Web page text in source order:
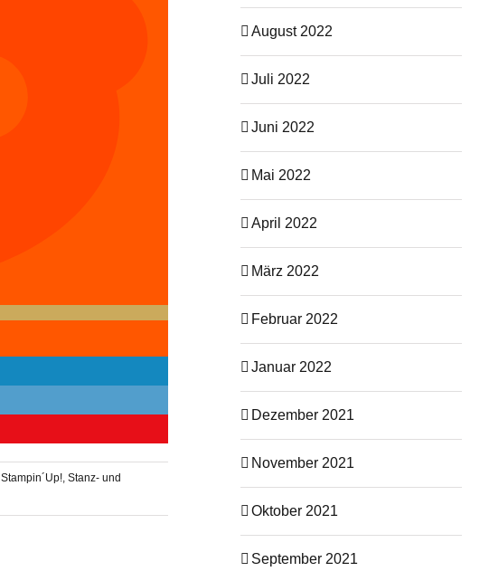
Stampin´Up! Stanz- und
August 2022
Juli 2022
Juni 2022
Mai 2022
April 2022
März 2022
Februar 2022
Januar 2022
Dezember 2021
November 2021
Oktober 2021
September 2021